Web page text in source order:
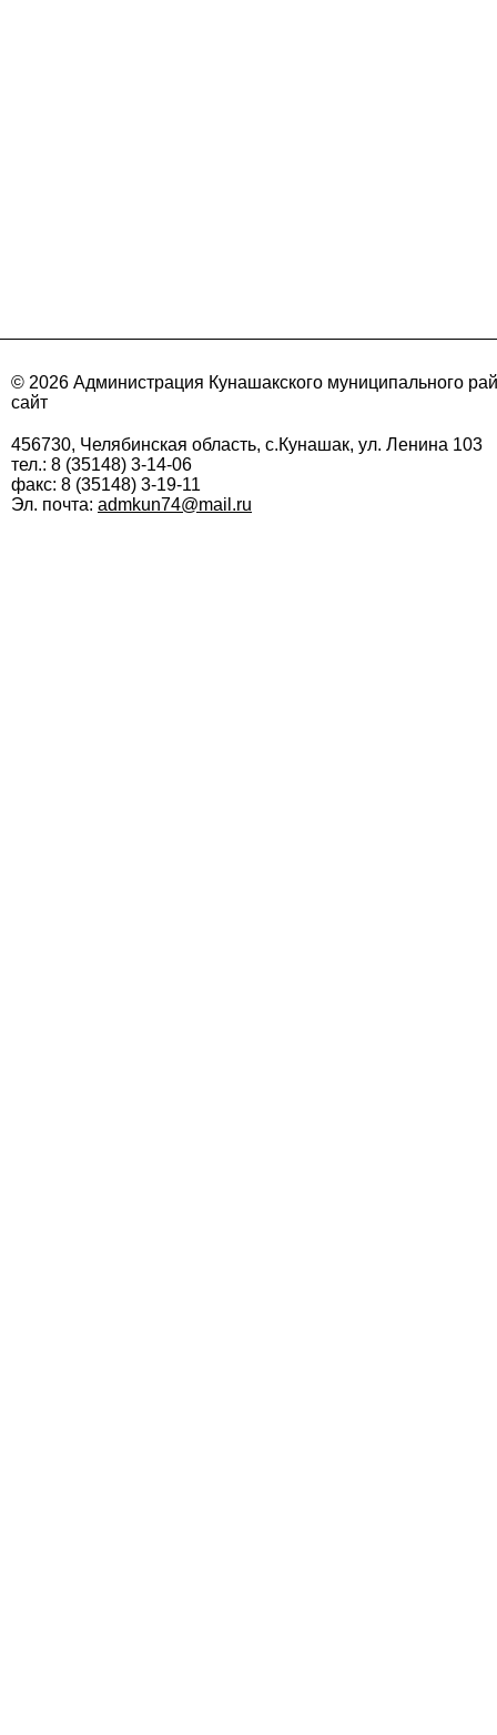
© 2026 Администрация Кунашакского муниципального
сайт
456730, Челябинская область, с.Кунашак, ул. Ленина 103
тел.: 8 (35148) 3-14-06
факс: 8 (35148) 3-19-11
Эл. почта: admkun74@mail.ru